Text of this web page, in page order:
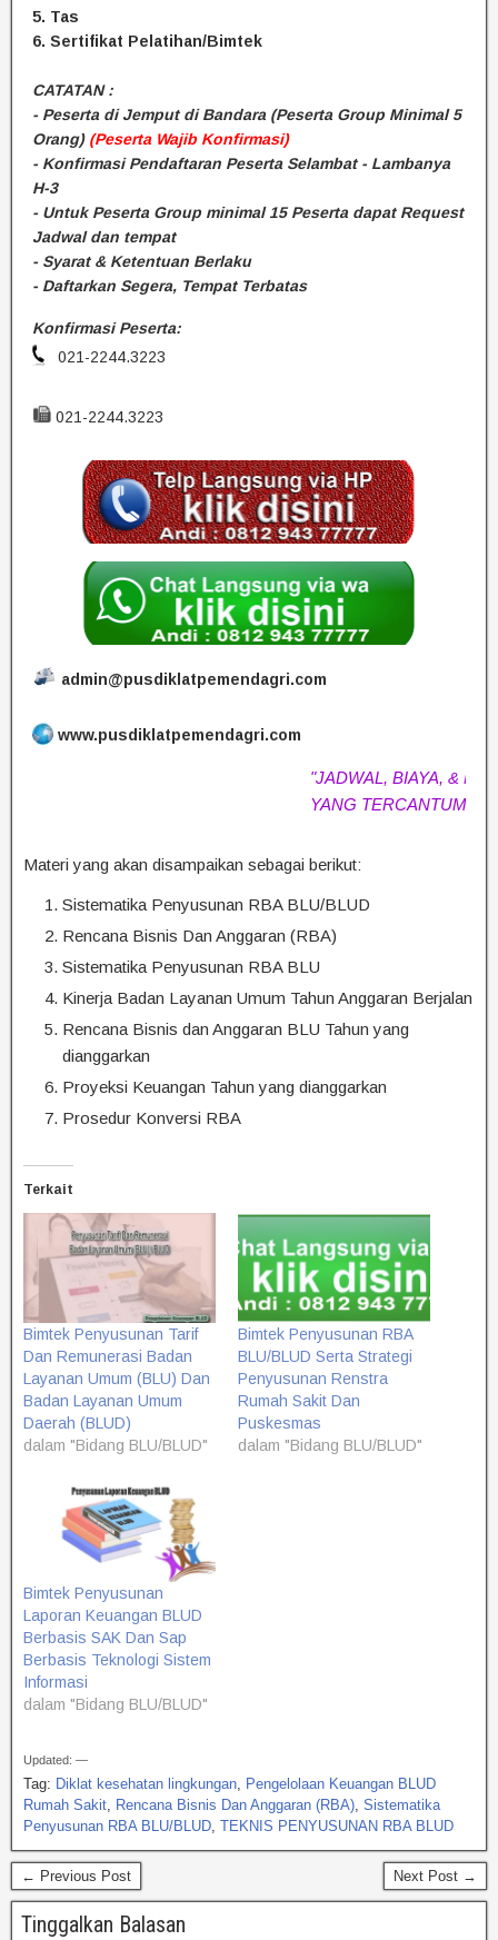
5. Tas
6. Sertifikat Pelatihan/Bimtek
CATATAN :
- Peserta di Jemput di Bandara (Peserta Group Minimal 5
Orang) (Peserta Wajib Konfirmasi)
- Konfirmasi Pendaftaran Peserta Selambat - Lambanya
H-3
- Untuk Peserta Group minimal 15 Peserta dapat Request
Jadwal dan tempat
- Syarat & Ketentuan Berlaku
- Daftarkan Segera, Tempat Terbatas
Konfirmasi Peserta:
021-2244.3223
021-2244.3223
admin@pusdiklatpemendagri.com
www.pusdiklatpemendagri.com
"JADWAL, BIAYA, &
YANG TERCANTUM
Materi yang akan disampaikan sebagai berikut:
Sistematika Penyusunan RBA BLU/BLUD
Rencana Bisnis Dan Anggaran (RBA)
Sistematika Penyusunan RBA BLU
Kinerja Badan Layanan Umum Tahun Anggaran Berjalan
Rencana Bisnis dan Anggaran BLU Tahun yang
dianggarkan
Proyeksi Keuangan Tahun yang dianggarkan
Prosedur Konversi RBA
Terkait
Bimtek Penyusunan Tarif
Dan Remunerasi Badan
Layanan Umum (BLU) Dan
Badan Layanan Umum
Daerah (BLUD)
dalam "Bidang BLU/BLUD"
Bimtek Penyusunan RBA
BLU/BLUD Serta Strategi
Penyusunan Renstra
Rumah Sakit Dan
Puskesmas
dalam "Bidang BLU/BLUD"
Bimtek Penyusunan
Laporan Keuangan BLUD
Berbasis SAK Dan Sap
Berbasis Teknologi Sistem
Informasi
dalam "Bidang BLU/BLUD"
Updated: —
Tag: Diklat kesehatan lingkungan, Pengelolaan Keuangan BLUD
Rumah Sakit, Rencana Bisnis Dan Anggaran (RBA), Sistematika
Penyusunan RBA BLU/BLUD, TEKNIS PENYUSUNAN RBA BLUD
← Previous Post Next Post →
Tinggalkan Balasan